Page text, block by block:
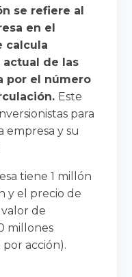
se refiere al
en el
calcula
de las
por el número
Este
para
empresa y su
tiene 1 millón
y el precio de
valor de
millones
por acción).